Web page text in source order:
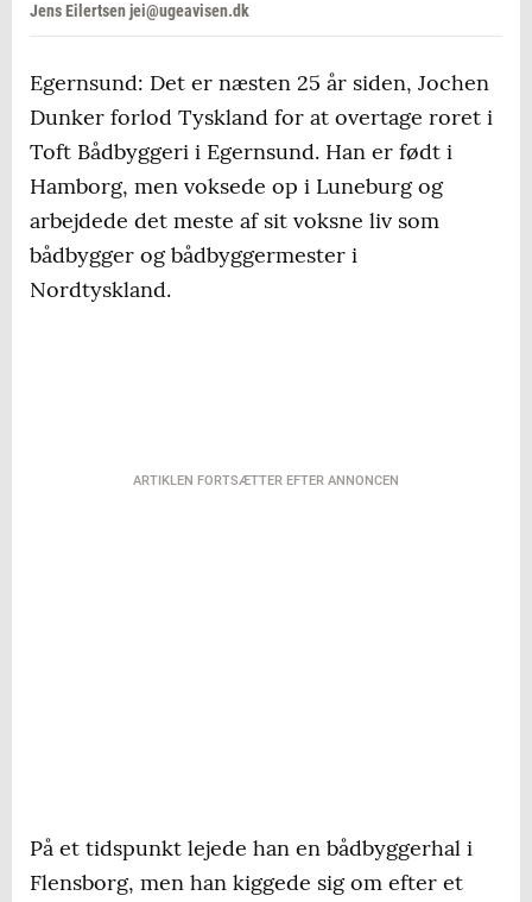
Jens Eilertsen jei@ugeavisen.dk
Egernsund: Det er næsten 25 år siden, Jochen
Dunker forlod Tyskland for at overtage roret i
Toft Bådbyggeri i Egernsund. Han er født i
Hamborg, men voksede op i Luneburg og
arbejdede det meste af sit voksne liv som
bådbygger og bådbyggermester i
Nordtyskland.
ARTIKLEN FORTSÆTTER EFTER ANNONCEN
På et tidspunkt lejede han en bådbyggerhal i
Flensborg, men han kiggede sig om efter et